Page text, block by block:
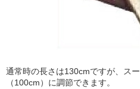
通常時の長さは130cmですが、ス
（100cm）に調節できます。